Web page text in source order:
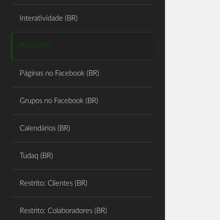
Interatividade (BR)
Posts (BR)
Páginas no Facebook (BR)
Grupos no Facebook (BR)
Calendários (BR)
Tudaq (BR)
Restrito: Clientes (BR)
Restrito: Colaboradores (BR)